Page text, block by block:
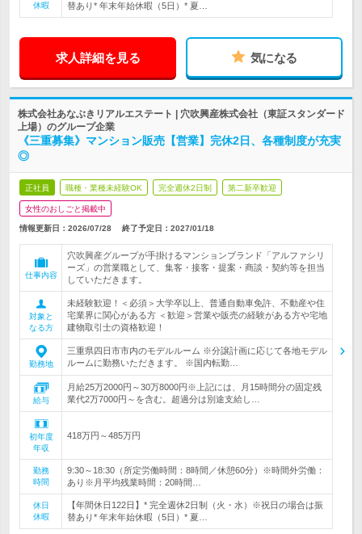
休暇
替あり* 年末年始休暇（5日）* 夏…
求人詳細を見る 気になる
株式会社あなぶきリアルエステート | 穴吹興産株式会社（東証スタンダード
上場）のグループ企業
《三重募集》マンション販売【営業】完休2日、各種制度が充実
◎
正社員 職種・業種未経験OK 完全週休2日制 第二新卒歓迎
女性のおしごと掲載中
情報更新日：2026/07/28 終了予定日： 2027/01/18
仕事内容
穴吹興産グループが手掛けるマンションブランド「アルファシリ
ーズ」の営業職として、集客・接客・提案・商談・契約等を担当
していただきます。
対象と
なる方
未経験歓迎！＜必須＞大学卒以上、普通自動車免許、不動産や住
宅業界に関心がある方 ＜歓迎＞営業や販売の経験がある方や宅地
建物取引士の資格歓迎！
勤務地
三重県四日市市内のモデルルーム ※分譲計画に応じて各地モデル
ルームに勤務いただきます。 ※国内転勤…
給与
月給25万2000円～30万8000円※上記には、月15時間分の固定残
業代2万7000円～を含む。超過分は別途支給し…
初年度
年収
418万円～485万円
勤務
時間
9:30～18:30（所定労働時間：8時間／休憩60分）※時間外労働：
あり※月平均残業時間：20時間…
休日
休暇
【年間休日122日】* 完全週休2日制（火・水）※祝日の場合は振
替あり* 年末年始休暇（5日）* 夏…